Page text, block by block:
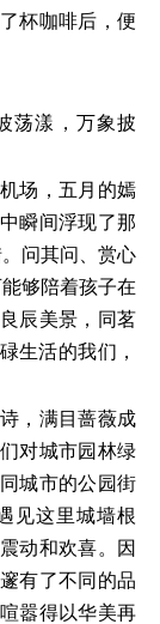
杯咖啡后，便
荡漾，万象披
场，五月的嫣
瞬间浮现了那
问其问、赏心
够陪着孩子在
辰美景，同茗
生活的我们，
，满目蔷薇成
对城市园林绿
城市的公园街
见这里城墙根
动和欢喜。因
有了不同的品
嚣得以华美再